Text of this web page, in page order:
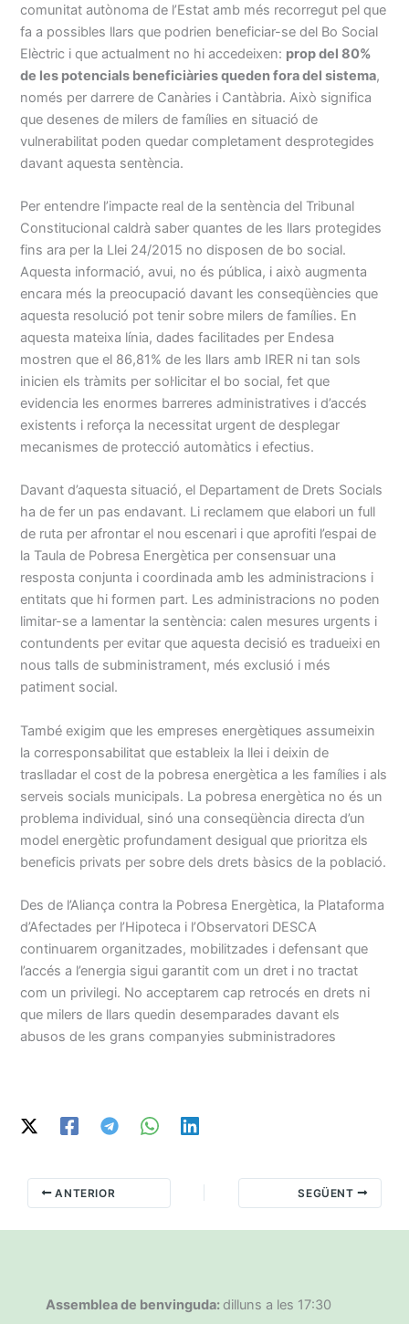
comunitat autònoma de l’Estat amb més recorregut pel que
fa a possibles llars que podrien beneficiar-se del Bo Social
Elèctric i que actualment no hi accedeixen: prop del 80%
de les potencials beneficiàries queden fora del sistema,
només per darrere de Canàries i Cantàbria. Això significa
que desenes de milers de famílies en situació de
vulnerabilitat poden quedar completament desprotegides
davant aquesta sentència.
Per entendre l’impacte real de la sentència del Tribunal
Constitucional caldrà saber quantes de les llars protegides
fins ara per la Llei 24/2015 no disposen de bo social.
Aquesta informació, avui, no és pública, i això augmenta
encara més la preocupació davant les conseqüències que
aquesta resolució pot tenir sobre milers de famílies. En
aquesta mateixa línia, dades facilitades per Endesa
mostren que el 86,81% de les llars amb IRER ni tan sols
inicien els tràmits per sol·licitar el bo social, fet que
evidencia les enormes barreres administratives i d’accés
existents i reforça la necessitat urgent de desplegar
mecanismes de protecció automàtics i efectius.
Davant d’aquesta situació, el Departament de Drets Socials
ha de fer un pas endavant. Li reclamem que elabori un full
de ruta per afrontar el nou escenari i que aprofiti l’espai de
la Taula de Pobresa Energètica per consensuar una
resposta conjunta i coordinada amb les administracions i
entitats que hi formen part. Les administracions no poden
limitar-se a lamentar la sentència: calen mesures urgents i
contundents per evitar que aquesta decisió es tradueixi en
nous talls de subministrament, més exclusió i més
patiment social.
També exigim que les empreses energètiques assumeixin
la corresponsabilitat que estableix la llei i deixin de
traslladar el cost de la pobresa energètica a les famílies i als
serveis socials municipals. La pobresa energètica no és un
problema individual, sinó una conseqüència directa d’un
model energètic profundament desigual que prioritza els
beneficis privats per sobre dels drets bàsics de la població.
Des de l’Aliança contra la Pobresa Energètica, la Plataforma
d’Afectades per l’Hipoteca i l’Observatori DESCA
continuarem organitzades, mobilitzades i defensant que
l’accés a l’energia sigui garantit com un dret i no tractat
com un privilegi. No acceptarem cap retrocés en drets ni
que milers de llars quedin desemparades davant els
abusos de les grans companyies subministradores
ANTERIOR SEGÜENT
Assemblea de benvinguda: dilluns a les 17:30